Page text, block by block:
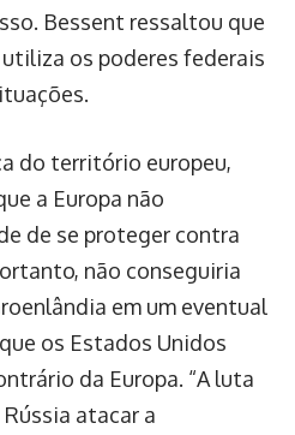
Bessent ressaltou que
os poderes federais
do território europeu,
a Europa não
de se proteger contra
não conseguiria
em um eventual
os Estados Unidos
da Europa. “A luta
atacar a